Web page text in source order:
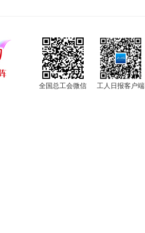
全国总工会微信 工人日报客户端